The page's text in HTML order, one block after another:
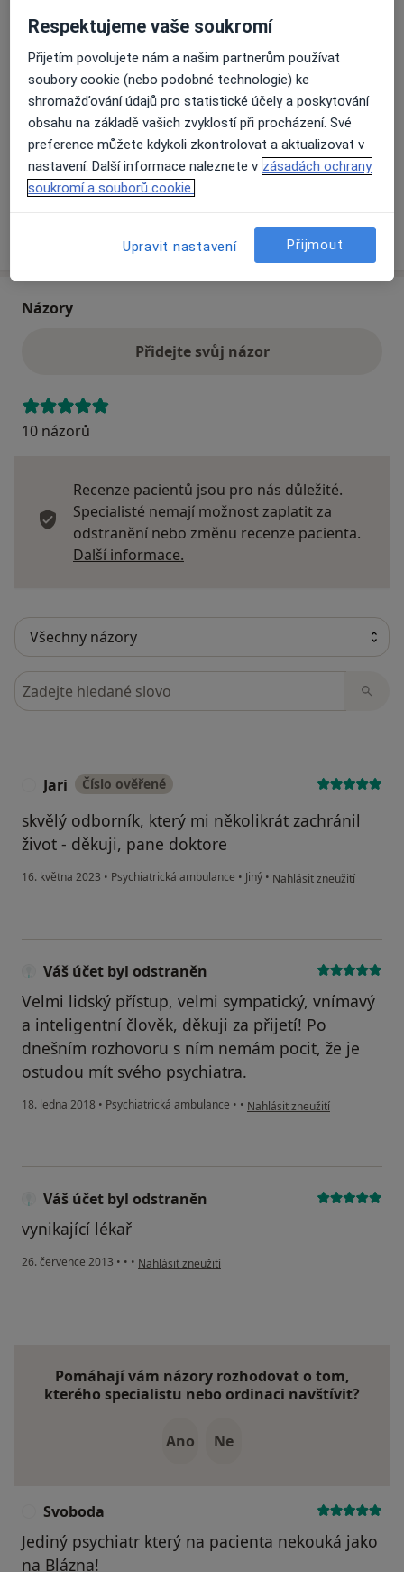
se otevře v nové záložce
Dostupnost
Na této adrese online kalendář není aktivní
Co mám v takové situaci udělat?
Způsoby platby (soukromé návštěvy)
Na teto adrese lékař přijímá pacienty na pojišťovnu
Detaily
o adrese
Názory
Přidejte svůj názor
10 názorů
Recenze pacientů jsou pro nás důležité.
Specialisté nemají možnost zaplatit za
odstranění nebo změnu recenze pacienta.
Další informace.
Hledejte v názorech
Jari Číslo ověřené
skvělý odborník, který mi několikrát zachránil
život - děkuji, pane doktore
16. května 2023 • Psychiatrická ambulance • Jiný • podle názoru uživatele Jari
Nahlásit zneužití
Váš účet byl odstraněn
Velmi lidský přístup, velmi sympatický, vnímavý
a inteligentní člověk, děkuji za přijetí! Po
dnešním rozhovoru s ním nemám pocit, že je
ostudou mít svého psychiatra.
18. ledna 2018 • Psychiatrická ambulance • • podle názoru uživatele Váš
Nahlásit zneužití
Váš účet byl odstraněn
vynikající lékař
26. července 2013 • • • podle názoru uživatele Váš účet byl odstraněn
Nahlásit zneužití
Pomáhají vám názory rozhodovat o tom,
kterého specialistu nebo ordinaci navštívit?
Ano Ne
Svoboda
Jediný psychiatr který na pacienta nekouká jako
na Blázna!
Respektujeme vaše soukromí
Přijetím povolujete nám a našim partnerům používat
soubory cookie (nebo podobné technologie) ke
shromažďování údajů pro statistické účely a poskytování
obsahu na základě vašich zvyklostí při procházení. Své
preference můžete kdykoli zkontrolovat a aktualizovat v
nastavení. Další informace naleznete v zásadách ochrany
soukromí a souborů cookie.
Upravit nastavení Přijmout